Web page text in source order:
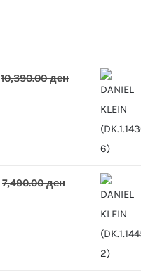
10,390.00ден
7,490.00ден